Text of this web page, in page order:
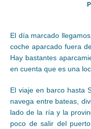
El día marcado
coche aparcado fuera
Hay bastantes
en cuenta que es una
El viaje en barco hasta
navega entre bateas,
lado de la ría y la
poco de salir del